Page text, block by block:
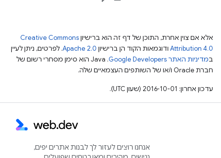
אלא אם צוין אחרת, התוכן של דף זה הוא ברישיוןCreative Commons
Attribution 4.0 ודוגמאות הקוד הן ברישיון Apache 2.0. לפרטים, ניתן לעיין
במדיניות האתר Google Developers‏
.‏ Java הוא סימן מסחרי רשום של
חברת Oracle ו/או של השותפים העצמאיים שלה.
עדכון אחרון: 2016-10-01 (שעון UTC).
אנחנו רוצים לעזור לך לבנות אתרים יפים,